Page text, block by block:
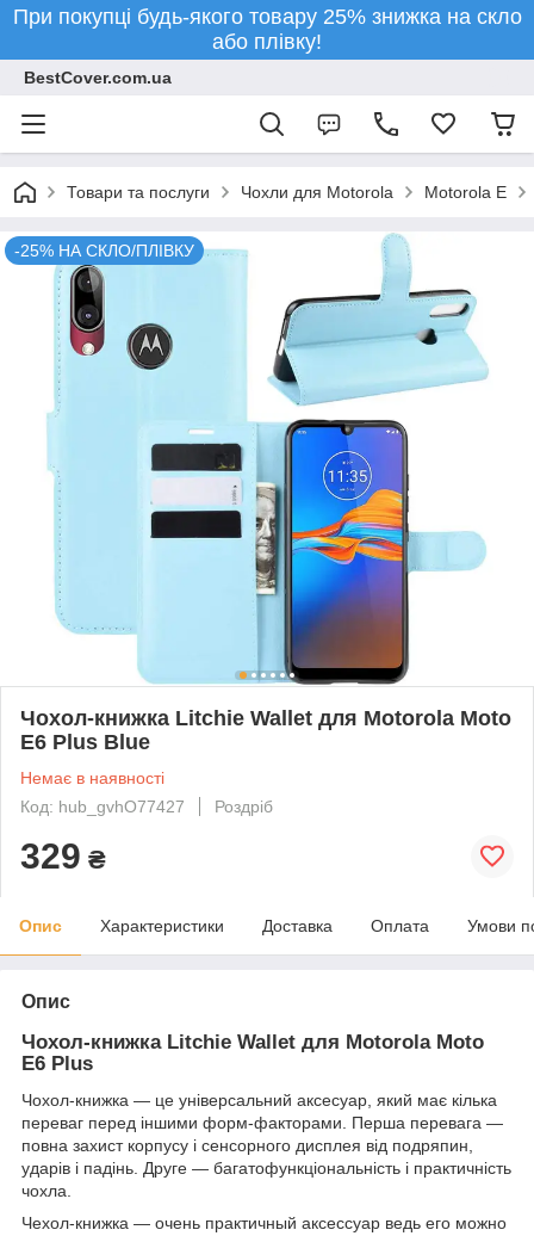
При покупці будь-якого товару 25% знижка на скло
або плівку!
BestCover.com.ua
Товари та послуги Чохли для Motorola Motorola E
-25% НА СКЛО/ПЛІВКУ
Чохол-книжка Litchie Wallet для Motorola Moto
E6 Plus Blue
Немає в наявності
Код: hub_gvhO77427
Роздріб
329 ₴
Опис Характеристики Доставка Оплата Умови
Опис
Чохол-книжка Litchie Wallet для Motorola Moto
E6 Plus
Чохол-книжка ― це універсальний аксесуар, який має кілька
переваг перед іншими форм-факторами. Перша перевага ―
повна захист корпусу і сенсорного дисплея від подряпин,
ударів і падінь. Друге ― багатофункціональність і практичність
чохла.
Чехол-книжка ― очень практичный аксессуар ведь его можно